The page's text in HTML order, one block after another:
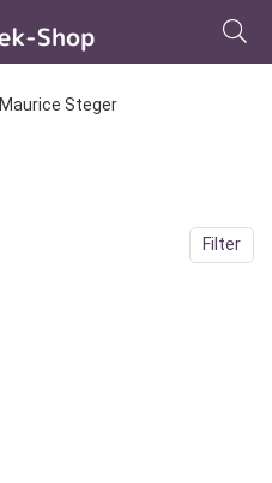
Maurice Steger
Filter